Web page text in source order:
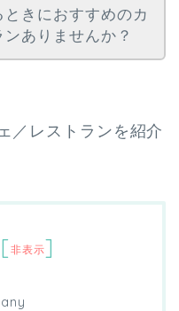
きにおすすめのカ
ありませんか？
／レストランを紹介
[ 非表示]